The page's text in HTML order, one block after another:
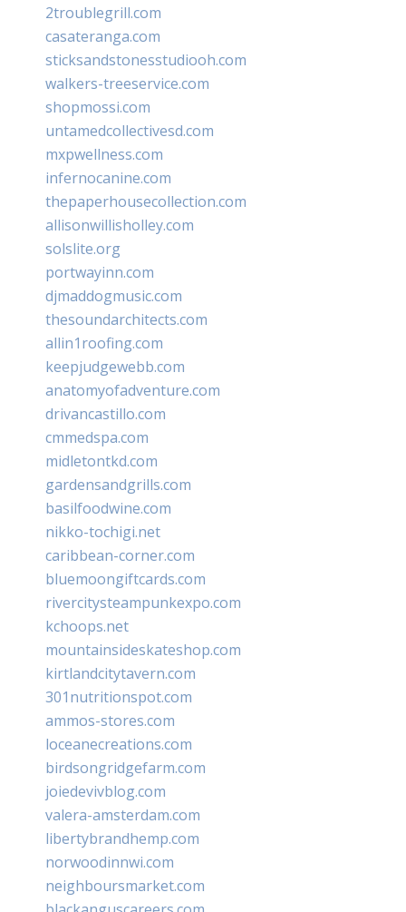
2troublegrill.com
casateranga.com
sticksandstonesstudiooh.com
walkers-treeservice.com
shopmossi.com
untamedcollectivesd.com
mxpwellness.com
infernocanine.com
thepaperhousecollection.com
allisonwillisholley.com
solslite.org
portwayinn.com
djmaddogmusic.com
thesoundarchitects.com
allin1roofing.com
keepjudgewebb.com
anatomyofadventure.com
drivancastillo.com
cmmedspa.com
midletontkd.com
gardensandgrills.com
basilfoodwine.com
nikko-tochigi.net
caribbean-corner.com
bluemoongiftcards.com
rivercitysteampunkexpo.com
kchoops.net
mountainsideskateshop.com
kirtlandcitytavern.com
301nutritionspot.com
ammos-stores.com
loceanecreations.com
birdsongridgefarm.com
joiedevivblog.com
valera-amsterdam.com
libertybrandhemp.com
norwoodinnwi.com
neighboursmarket.com